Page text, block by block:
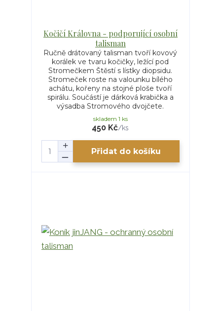
Kočičí Královna - podporující osobní
talisman
Ručně drátovaný talisman tvoří kovový
korálek ve tvaru kočičky, ležící pod
Stromečkem Štěstí s lístky diopsidu.
Stromeček roste na valounku bílého
achátu, kořeny na stojné ploše tvoří
spirálu. Součástí je dárková krabička a
výsadba Stromového dvojčete.
450 Kč/ks
skladem 1 ks
Přidat do košíku